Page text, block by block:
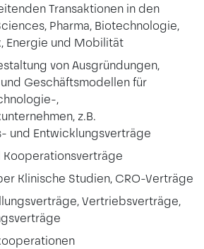
Transaktionen in den
Pharma, Biotechnologie,
Energie und Mobilität
von Ausgründungen,
Geschäftsmodellen für
,
z.B.
und Entwicklungsverträge
Kooperationsverträge
Klinische Studien, CRO-Verträge
Vertriebsverträge,